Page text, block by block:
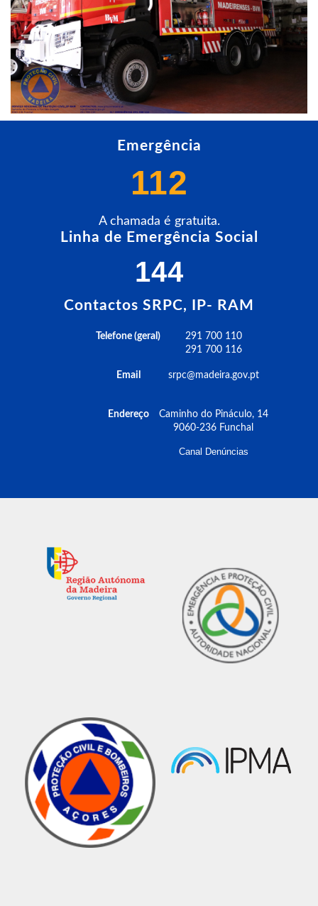
Emergência
112
A chamada é gratuita.
Linha de Emergência Social
144
Contactos SRPC, IP- RAM
Telefone (geral)
Email
Endereço
291 700 110
291 700 116
srpc@madeira.gov.pt
Caminho do Pináculo, 14
9060-236 Funchal
Canal Denúncias